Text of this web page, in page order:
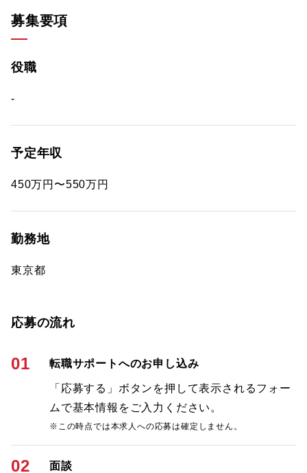
募集要項
役職
-
予定年収
450万円〜550万円
勤務地
東京都
応募の流れ
01 転職サポートへのお申し込み
「応募する」ボタンを押して表示されるフォー
ムで基本情報をご入力ください。
※この時点では本求人への応募は確定しません。
02 面談